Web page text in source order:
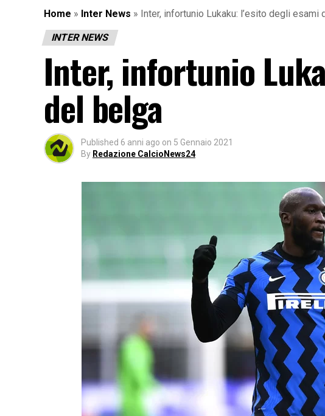
Home » Inter News » Inter, infortunio Lukaku: l’esito degli esami
INTER NEWS
Inter, infortunio
del belga
Published 6 anni ago on 5 Gennaio 2021
By Redazione CalcioNews24